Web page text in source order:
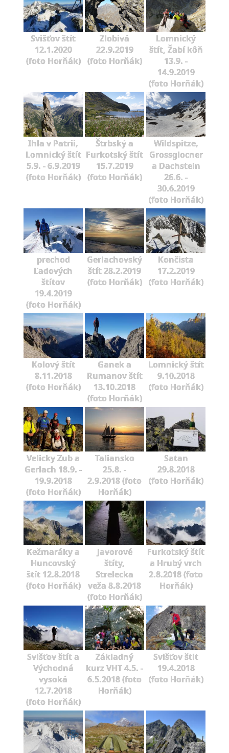
Svišťov štít
12.1.2020
(foto Horňák)
Zlobivá
22.9.2019
(foto Horňák)
Lomnický
štít, Žabí kôň
13.9. -
14.9.2019
(foto Horňák)
Ihla v Patrii,
Lomnický štít
5.9. - 6.9.2019
(foto Horňák)
Štrbský a
Furkotský štít
15.7.2019
(foto Horňák)
Wildspitze,
Grossglocner
a Dachstein
26.6. -
30.6.2019
(foto Horňák)
prechod
Ľadových
štítov
19.4.2019
(foto Horňák)
Gerlachovský
štít 28.2.2019
(foto Horňák)
Končista
17.2.2019
(foto Horňák)
Kolový štít
8.11.2018
(foto Horňák)
Ganek a
Rumanov štít
13.10.2018
(foto Horňák)
Lomnický štít
9.10.2018
(foto Horňák)
Velicky Zub a
Gerlach 18.9. -
19.9.2018
(foto Horňák)
Taliansko
25.8. -
2.9.2018 (foto
Horňák)
Satan
29.8.2018
(foto Horňák)
Kežmaráky a
Huncovský
štít 12.8.2018
(foto Horňák)
Javorové
štíty,
Strelecka
veža 8.8.2018
(foto Horňák)
Furkotský štít
a Hrubý vrch
2.8.2018 (foto
Horňák)
Svišťov štít a
Východná
vysoká
12.7.2018
(foto Horňák)
Základný
kurz VHT 4.5. -
6.5.2018 (foto
Horňák)
Svišťov štit
19.4.2018
(foto Horňák)